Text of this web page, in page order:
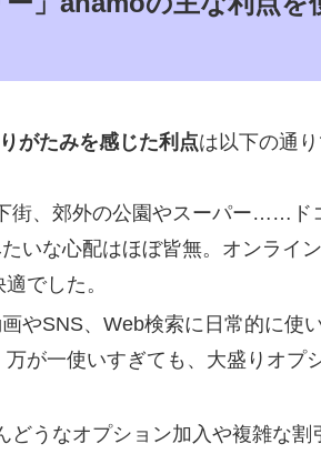
がたみを感じた利点は以下の通り
街、郊外の公園やスーパー……ド
いな心配はほぼ皆無。オンライ
でした。
やSNS、Web検索に日常的に使
が一使いすぎても、大盛りオプ
どうなオプション加入や複雑な割